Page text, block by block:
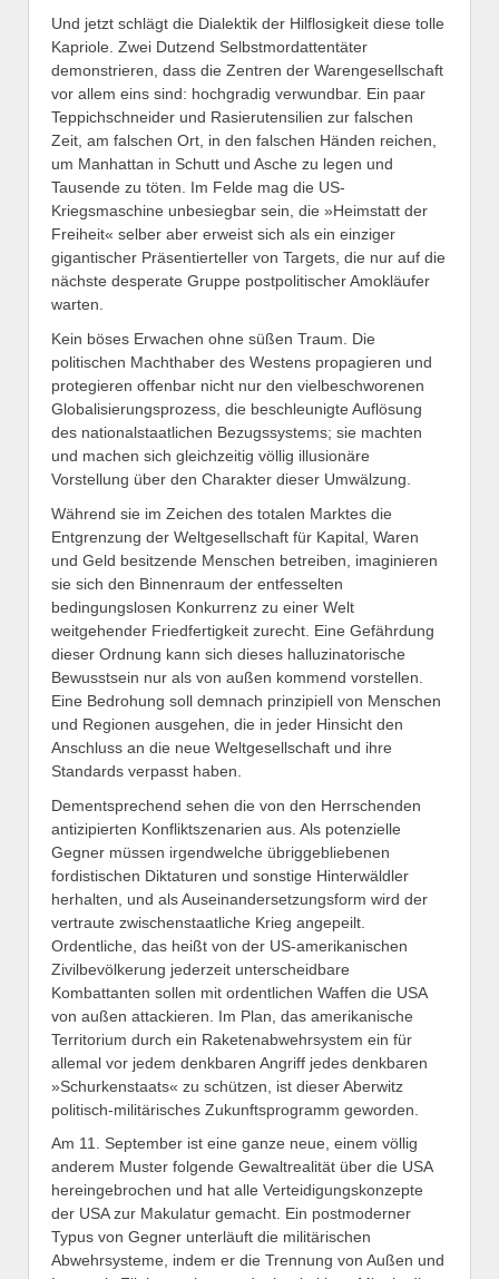
Und jetzt schlägt die Dialektik der Hilflosigkeit diese tolle
Kapriole. Zwei Dutzend Selbstmordattentäter
demonstrieren, dass die Zentren der Warengesellschaft
vor allem eins sind: hochgradig verwundbar. Ein paar
Teppichschneider und Rasierutensilien zur falschen
Zeit, am falschen Ort, in den falschen Händen reichen,
um Manhattan in Schutt und Asche zu legen und
Tausende zu töten. Im Felde mag die US-
Kriegsmaschine unbesiegbar sein, die »Heimstatt der
Freiheit« selber aber erweist sich als ein einziger
gigantischer Präsentierteller von Targets, die nur auf die
nächste desperate Gruppe postpolitischer Amokläufer
warten.
Kein böses Erwachen ohne süßen Traum. Die
politischen Machthaber des Westens propagieren und
protegieren offenbar nicht nur den vielbeschworenen
Globalisierungsprozess, die beschleunigte Auflösung
des nationalstaatlichen Bezugssystems; sie machten
und machen sich gleichzeitig völlig illusionäre
Vorstellung über den Charakter dieser Umwälzung.
Während sie im Zeichen des totalen Marktes die
Entgrenzung der Weltgesellschaft für Kapital, Waren
und Geld besitzende Menschen betreiben, imaginieren
sie sich den Binnenraum der entfesselten
bedingungslosen Konkurrenz zu einer Welt
weitgehender Friedfertigkeit zurecht. Eine Gefährdung
dieser Ordnung kann sich dieses halluzinatorische
Bewusstsein nur als von außen kommend vorstellen.
Eine Bedrohung soll demnach prinzipiell von Menschen
und Regionen ausgehen, die in jeder Hinsicht den
Anschluss an die neue Weltgesellschaft und ihre
Standards verpasst haben.
Dementsprechend sehen die von den Herrschenden
antizipierten Konfliktszenarien aus. Als potenzielle
Gegner müssen irgendwelche übriggebliebenen
fordistischen Diktaturen und sonstige Hinterwäldler
herhalten, und als Auseinandersetzungsform wird der
vertraute zwischenstaatliche Krieg angepeilt.
Ordentliche, das heißt von der US-amerikanischen
Zivilbevölkerung jederzeit unterscheidbare
Kombattanten sollen mit ordentlichen Waffen die USA
von außen attackieren. Im Plan, das amerikanische
Territorium durch ein Raketenabwehrsystem ein für
allemal vor jedem denkbaren Angriff jedes denkbaren
»Schurkenstaats« zu schützen, ist dieser Aberwitz
politisch-militärisches Zukunftsprogramm geworden.
Am 11. September ist eine ganze neue, einem völlig
anderem Muster folgende Gewaltrealität über die USA
hereingebrochen und hat alle Verteidigungskonzepte
der USA zur Makulatur gemacht. Ein postmoderner
Typus von Gegner unterläuft die militärischen
Abwehrsysteme, indem er die Trennung von Außen und